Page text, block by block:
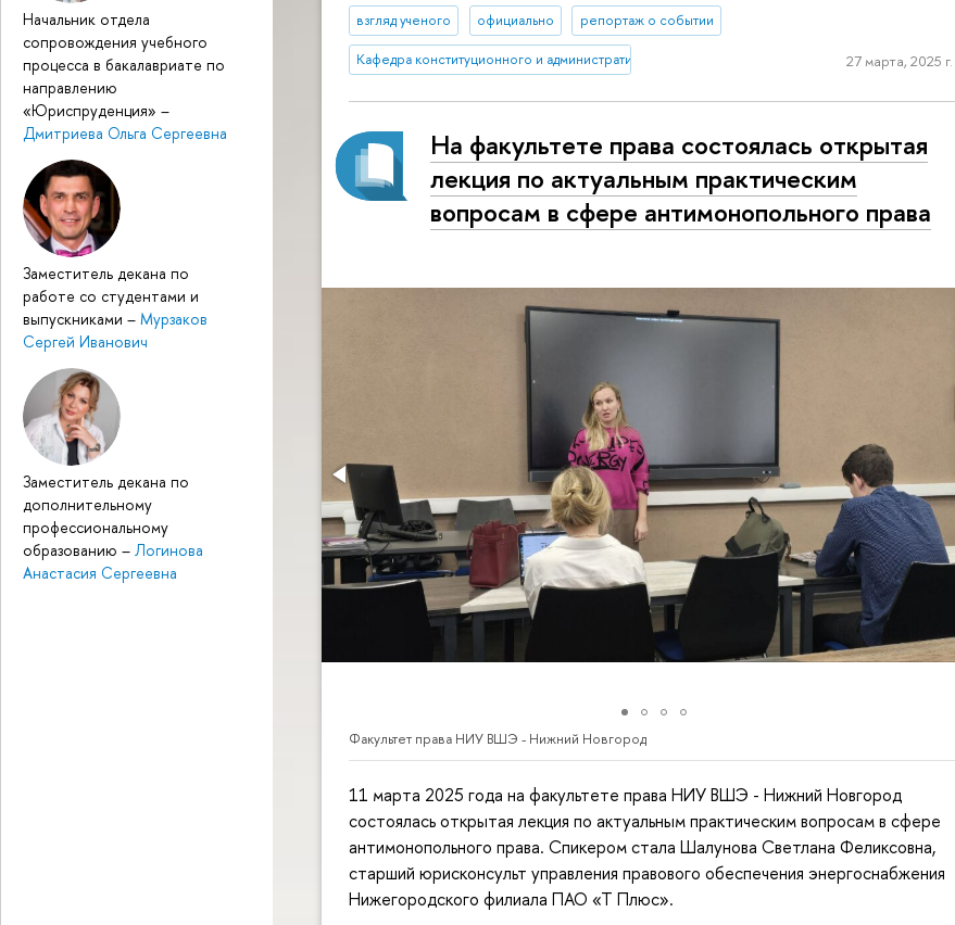
Начальник отдела
сопровождения учебного
процесса в бакалавриате по
направлению
«Юриспруденция» –
Дмитриева Ольга Сергеевна
Заместитель декана по
работе со студентами и
выпускниками – Мурзаков
Сергей Иванович
Заместитель декана по
дополнительному
профессиональному
образованию – Логинова
Анастасия Сергеевна
взгляд ученого официально репортаж о событии
Кафедра конституционного и административного права (Нижний Новгород) 27 марта, 2025 г.
На факультете права состоялась открытая
лекция по актуальным практическим
вопросам в сфере антимонопольного права
Факультет права НИУ ВШЭ - Нижний Новгород
11 марта 2025 года на факультете права НИУ ВШЭ - Нижний Новгород
состоялась открытая лекция по актуальным практическим вопросам в сфере
антимонопольного права. Спикером стала Шалунова Светлана Феликсовна,
старший юрисконсульт управления правового обеспечения энергоснабжения
Нижегородского филиала ПАО «Т Плюс».